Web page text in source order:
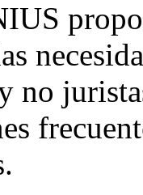
no